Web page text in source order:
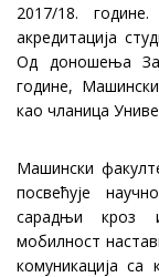
2017/18.
акредитација
Од доношења
године,
као чланица
Машински
посвећује
сарадњи кроз
мобилност
комуникација са